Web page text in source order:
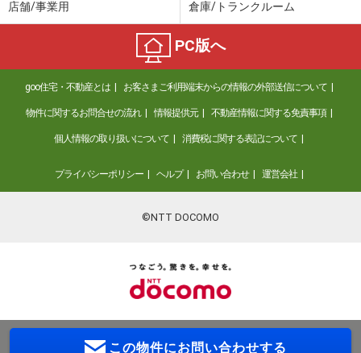
店舗/事業用 倉庫/トランクルーム
PC版へ
goo住宅・不動産とは お客さまご利用端末からの情報の外部送信について
物件に関するお問合せの流れ 情報提供元 不動産情報に関する免責事項
個人情報の取り扱いについて 消費税に関する表記について
プライバシーポリシー ヘルプ お問い合わせ 運営会社
©NTT DOCOMO
この物件にお問い合わせする